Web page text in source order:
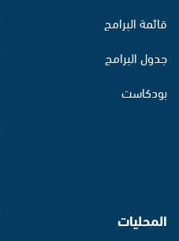
قائمة البرامج
جدول البرامج
بودكاست
المحليات